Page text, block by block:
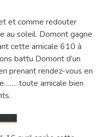
et comme redouter
au soleil. Domont gagne
cette amicale 610 à
battu Domont d’un
prenant rendez-vous en
toute amicale bien